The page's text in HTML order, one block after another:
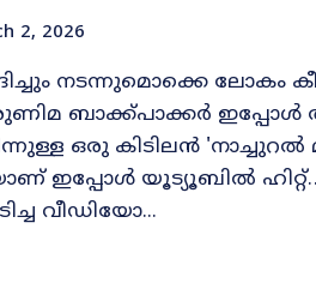
2, 2026
നടന്നുമൊക്കെ ലോകം
ബാക്ക്പാക്കർ ഇപ്പോൾ
ഒരു കിടിലൻ 'നാച്ചുറൽ
ഇപ്പോൾ യൂട്യൂബിൽ
വീഡിയോ...